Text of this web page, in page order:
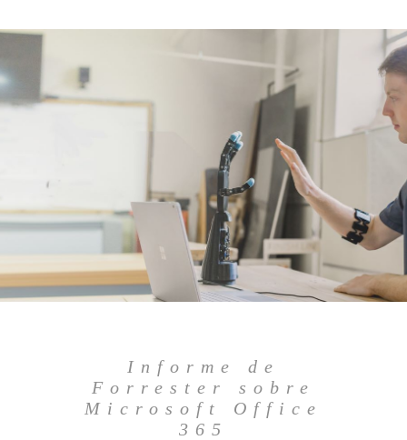
Informe de
Forrester sobre
Microsoft Office
365